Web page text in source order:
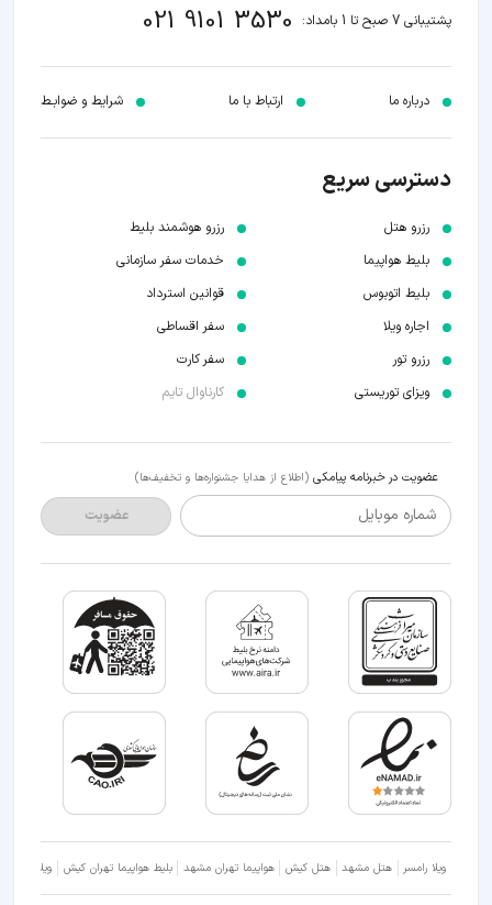
پشتیبانی 7 صبح تا 1 بامداد: 021 9101 3530
درباره ما ارتباط با ما شرایط و ضوابـط
دسترسی سریع
رزرو هتل
بلیط هواپیما
بلیط اتوبوس
اجاره ویلا
رزرو تور
ویزای توریستی
رزرو هوشمند بلیط
خدمات سفر سازمانی
قوانین استرداد
سفر اقساطی
سفر کارت
کارناوال تایم
عضویت در خبرنامه پیامکی (اطلاع از هدایا جشنواره‌ها و تخفیف‌ها)
شماره موبایل عضویت
ویلا رامسر هتل مشهد هتل کیش هواپیما تهران مشهد بلیط هواپیما تهران کیش ویلا شمال